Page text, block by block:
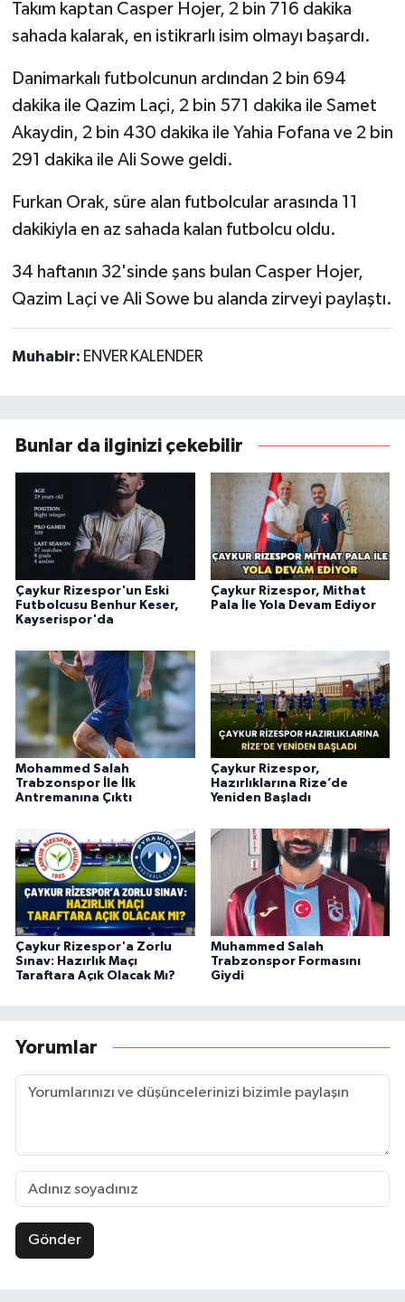
Takım kaptan Casper Hojer, 2 bin 716 dakika
sahada kalarak, en istikrarlı isim olmayı başardı.
Danimarkalı futbolcunun ardından 2 bin 694
dakika ile Qazim Laçi, 2 bin 571 dakika ile Samet
Akaydin, 2 bin 430 dakika ile Yahia Fofana ve 2 bin
291 dakika ile Ali Sowe geldi.
Furkan Orak, süre alan futbolcular arasında 11
dakikiyla en az sahada kalan futbolcu oldu.
34 haftanın 32'sinde şans bulan Casper Hojer,
Qazim Laçi ve Ali Sowe bu alanda zirveyi paylaştı.
Muhabir: ENVER KALENDER
Bunlar da ilginizi çekebilir
Çaykur Rizespor'un Eski
Futbolcusu Benhur Keser,
Kayserispor'da
Çaykur Rizespor, Mithat
Pala İle Yola Devam Ediyor
Mohammed Salah
Trabzonspor İle İlk
Antremanına Çıktı
Çaykur Rizespor,
Hazırlıklarına Rize’de
Yeniden Başladı
Çaykur Rizespor'a Zorlu
Sınav: Hazırlık Maçı
Taraftara Açık Olacak Mı?
Muhammed Salah
Trabzonspor Formasını
Giydi
Yorumlar
Gönder